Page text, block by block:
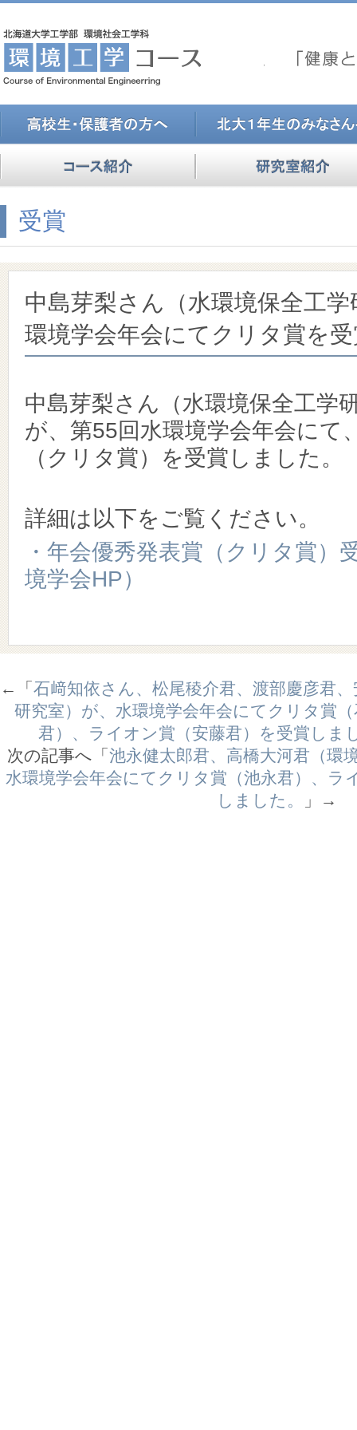
受賞
中島芽梨さん（水環境保全工
環境学会年会にてクリタ賞を
中島芽梨さん（水環境保全工学
が、第55回水環境学会年会にて
（クリタ賞）を受賞しました。
詳細は以下をご覧ください。
・年会優秀発表賞（クリタ賞）
境学会HP）
←「 石﨑知依さん、松尾稜介君、渡部慶彦君
研究室）が、水環境学会年会にてクリタ賞
君）、ライオン賞（安藤君）を受賞しま
次の記事へ「 池永健太郎君、高橋大河君（環
水環境学会年会にてクリタ賞（池永君）、ラ
しました。
」→